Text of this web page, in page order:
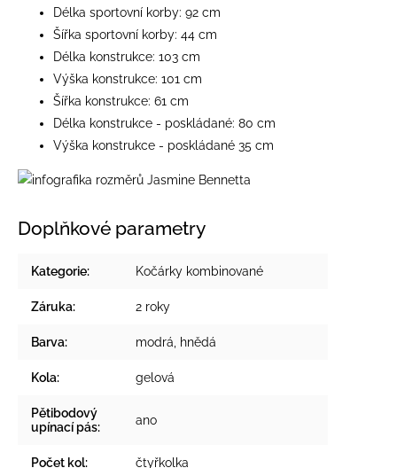
Délka sportovní korby: 92 cm
Šířka sportovní korby: 44 cm
Délka konstrukce: 103 cm
Výška konstrukce: 101 cm
Šířka konstrukce: 61 cm
Délka konstrukce - poskládané: 80 cm
Výška konstrukce - poskládané 35 cm
Doplňkové parametry
Kategorie: Kočárky kombinované
Záruka: 2 roky
Barva: modrá hnědá
Kola: gelová
Pětibodový
upínací pás: ano
Počet kol: čtyřkolka